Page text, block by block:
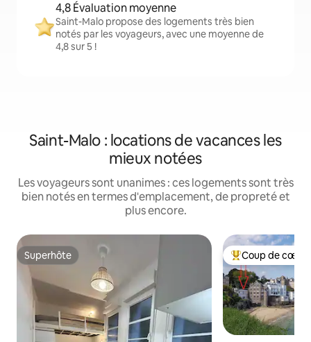
4,8 Évaluation moyenne
Saint-Malo propose des logements très bien
notés par les voyageurs, avec une moyenne de
4,8 sur 5 !
Saint-Malo : locations de vacances les
mieux notées
Les voyageurs sont unanimes : ces logements sont très
bien notés en termes d'emplacement, de propreté et
plus encore.
Superhôte
Superhôte Coups de cœur
Coup de cœur